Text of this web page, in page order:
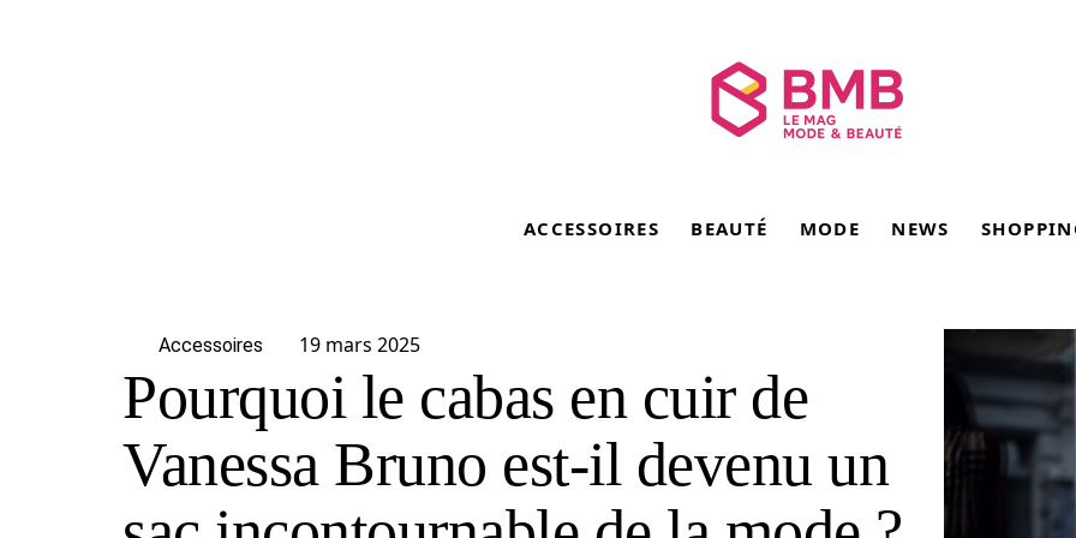
ACCESSOIRES BEAUTÉ MODE NEWS
Accessoires 19 mars 2025
Pourquoi le cabas en cuir de
Vanessa Bruno est-il devenu un